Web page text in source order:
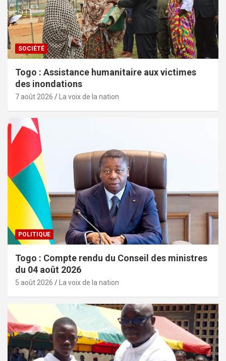
SOCIÉTÉ
Togo : Assistance humanitaire aux victimes
des inondations
7 août 2026 La voix de la nation
POLITIQUE
Togo : Compte rendu du Conseil des ministres
du 04 août 2026
5 août 2026 La voix de la nation